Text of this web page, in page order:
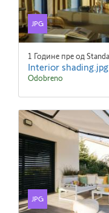
JPG
Interior shading.jpg
Odobreno
JPG